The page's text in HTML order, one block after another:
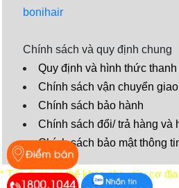
bonihair
Chính sách và quy định chung
Quy định và hình thức thanh
Chính sách vận chuyển
Chính sách bảo hành
Chính sách đổi/ trả hàng và
Chính sách bảo mật thông
Video
* Tác dụng có thể khác nhau tùy cơ